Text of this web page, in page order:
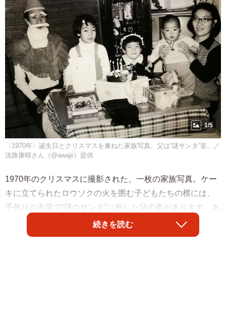
1/5
〈1970年〉誕生日とクリスマスを兼ねた家族写真。父は“謎サンタ”姿。／
淡路康晴さん（@awajii）提供
1970年のクリスマスに撮影された、一枚の家族写真。ケー
キに立てられたロウソクの火を囲む子どもたちの横には、
手作りの衣装で“謎のサンタ”に扮した父の姿があります。あ
れから47年。2017年に撮影されたもう一枚の写真が、SNS
で静かな注目を集めました。写っているのは、かつての家
続きを読む